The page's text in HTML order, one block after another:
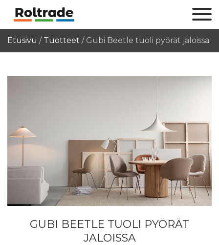
Etusivu / Tuotteet / Gubi Beetle tuoli pyörät jaloissa
GUBI BEETLE TUOLI PYÖRÄT
JALOISSA